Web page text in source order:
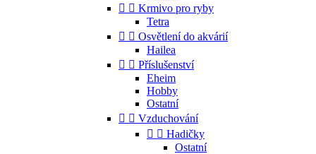
  Krmivo pro ryby
Tetra
  Osvětlení do akvárií
Hailea
  Příslušenství
Eheim
Hobby
Ostatní
  Vzduchování
  Hadičky
Ostatní